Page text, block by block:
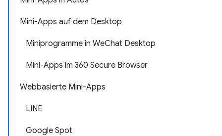
Mini-Apps auf dem Desktop
Miniprogramme in WeChat Desktop
Mini-Apps im 360 Secure Browser
Webbasierte Mini-Apps
LINE
Google Spot